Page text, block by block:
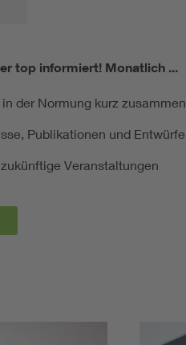
top informiert! Monatlich ...
der Normung kurz zusammen
Publikationen und Entwürfe
Veranstaltungen